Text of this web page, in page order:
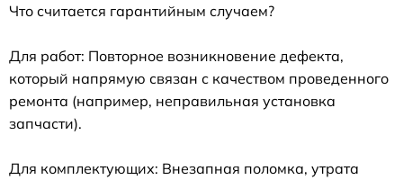
Что считается гарантийным случаем?
Для работ: Повторное возникновение дефекта,
который напрямую связан с качеством проведенного
ремонта (например, неправильная установка
запчасти).
Для комплектующих: Внезапная поломка, утрата